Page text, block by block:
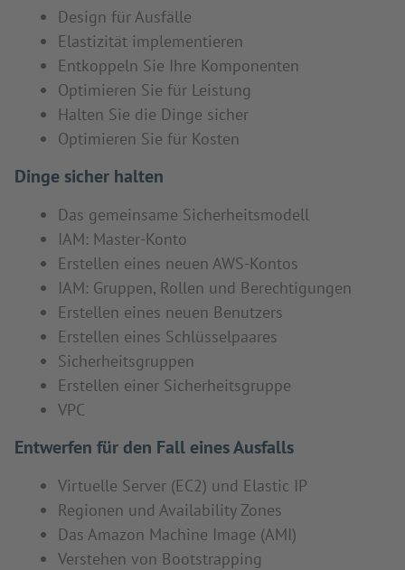
Design für Ausfälle
Elastizität implementieren
Entkoppeln Sie Ihre Komponenten
Optimieren Sie für Leistung
Halten Sie die Dinge sicher
Optimieren Sie für Kosten
Dinge sicher halten
Das gemeinsame Sicherheitsmodell
IAM: Master-Konto
Erstellen eines neuen AWS-Kontos
IAM: Gruppen, Rollen und Berechtigungen
Erstellen eines neuen Benutzers
Erstellen eines Schlüsselpaares
Sicherheitsgruppen
Erstellen einer Sicherheitsgruppe
VPC
Entwerfen für den Fall eines Ausfalls
Virtuelle Server (EC2) und Elastic IP
Regionen und Availability Zones
Das Amazon Machine Image (AMI)
Verstehen von Bootstrapping